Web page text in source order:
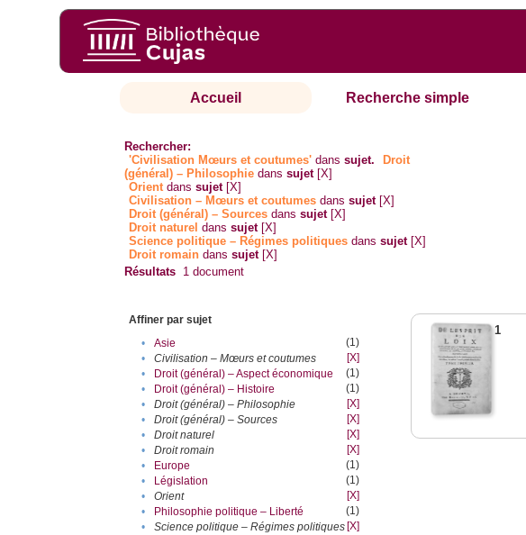
Accueil Recherche simple
Rechercher:
'Civilisation Mœurs et coutumes' danssujet.
Droit
(général) – Philosophie danssujet [X]
Orientdanssujet [X]
Civilisation – Mœurs et coutumes danssujet [X]
Droit (général) – Sources danssujet [X]
Droit naturel danssujet [X]
Science politique – Régimes politiques danssujet [X]
Droit romain danssujet [X]
Résultats 1 document
Affiner par sujet
•
Asie
(1)
•
Civilisation – Mœurs et coutumes
[X]
•
Droit (général) – Aspect économique
(1)
•
Droit (général) – Histoire
(1)
•
Droit (général) – Philosophie
[X]
•
Droit (général) – Sources
[X]
•
Droit naturel
[X]
•
Droit romain
[X]
•
Europe
(1)
•
Législation
(1)
•
Orient
[X]
•
Philosophie politique – Liberté
(1)
•
Science politique – Régimes politiques [X]
1